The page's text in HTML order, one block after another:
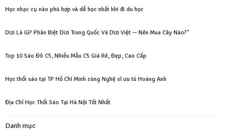
Học nhạc cụ nào phù hợp và dễ học nhất khi đi du học
Dizi Là Gì? Phân Biệt Dizi Trung Quốc Và Dizi Việt — Nên Mua Cây Nào?"
Top 10 Sáo Đô C5, Nhiều Mẫu C5 Giá Rẻ, Đẹp, Cao Cấp
Học thổi sáo tại TP Hồ Chí Minh cùng Nghệ sĩ ưu tú Hoàng Anh
Địa Chỉ Học Thổi Sáo Tại Hà Nội Tốt Nhất
Danh mục